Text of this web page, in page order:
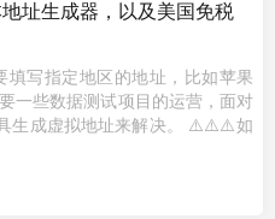
址生成器，以及美国免税
填写指定地区的地址，比如苹果
一些数据测试项目的运营，面对
生成虚拟地址来解决。 ⚠️⚠️⚠️如